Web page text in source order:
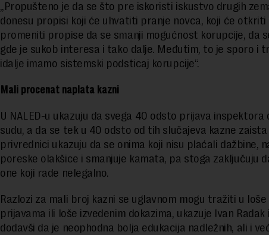
„Propušteno je da se što pre iskoristi iskustvo drugih
donesu propisi koji će uhvatiti pranje novca, koji će
promeniti propise da se smanji mogućnost korupcije, da
gde je sukob interesa i tako dalje. Međutim, to je sporo i
idalje imamo sistemski podsticaj korupcije“.
Mali procenat naplata kazni
U NALED-u ukazuju da svega 40 odsto prijava inspektora
sudu, a da se tek u 40 odsto od tih slučajeva kazne
privrednici ukazuju da se onima koji nisu plaćali dažbine,
poreske olakšice i smanjuje kamata, pa stoga zaključuju
one koji rade nelegalno.
Razlozi za mali broj kazni se uglavnom mogu tražiti u loše
prijavama ili loše izvedenim dokazima, ukazuje Ivan Radak
dodavši da je neophodna bolja edukacija nadležnih, ali i